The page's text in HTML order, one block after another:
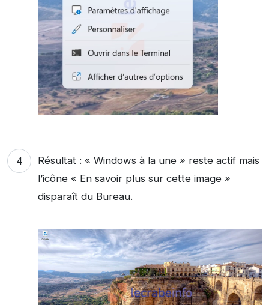
Résultat : « Windows à la une » reste actif mais
l’icône « En savoir plus sur cette image »
disparaît du Bureau.